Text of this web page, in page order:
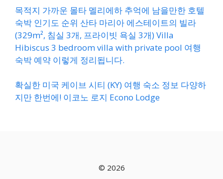
목적지 가까운 몰타 멜리에하 추억에 남을만한 호텔
숙박 인기도 순위 산타 마리아 에스테이트의 빌라
(329m², 침실 3개, 프라이빗 욕실 3개) Villa
Hibiscus 3 bedroom villa with private pool 여행
숙박 예약 이렇게 정리됩니다.
확실한 미국 케이브 시티 (KY) 여행 숙소 정보 다양하
지만 한번에! 이코노 로지 Econo Lodge
© 2026